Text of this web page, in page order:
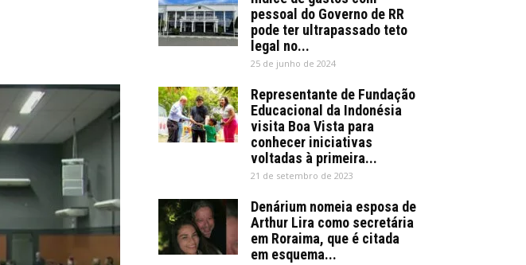
pessoal do Governo de RR
pode ter ultrapassado teto
legal no...
25 de junho de 2024
Representante de Fundação
Educacional da Indonésia
visita Boa Vista para
conhecer iniciativas
voltadas à primeira...
21 de setembro de 2023
Denárium nomeia esposa de
Arthur Lira como secretária
em Roraima, que é citada
em esquema...